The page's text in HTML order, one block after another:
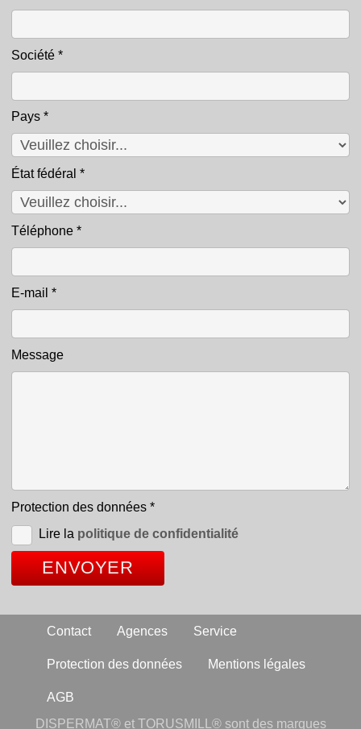
Société *
Pays *
État fédéral *
Téléphone *
E-mail *
Message
Protection des données *
Lire la politique de confidentialité
Contact Agences Service
Protection des données Mentions légales
AGB
DISPERMAT® et TORUSMILL® sont des marques